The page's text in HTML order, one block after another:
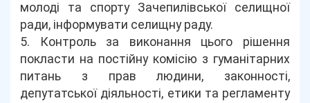
молоді та спорту Зачепилівської селищної
ради, інформувати селищну раду.
5. Контроль за виконання цього рішення
покласти на постійну комісію з гуманітарних
питань з прав людини, законності,
депутатської діяльності, етики та регламенту